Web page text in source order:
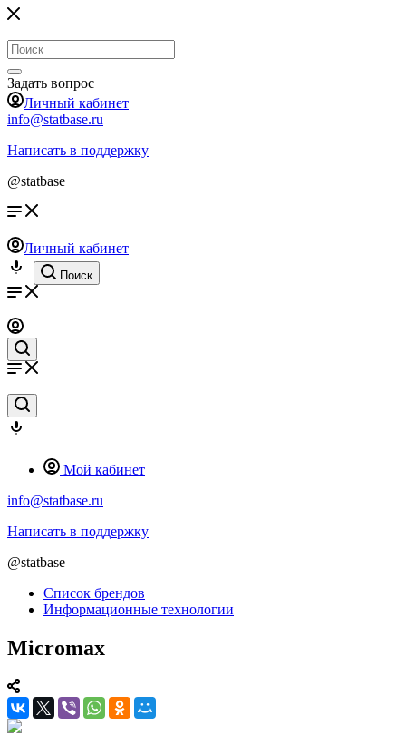
Задать вопрос
Личный кабинет
info@statbase.ru
Написать в поддержку
@statbase
Личный кабинет
Поиск
Мой кабинет
info@statbase.ru
Написать в поддержку
@statbase
Список брендов
Информационные технологии
Micromax